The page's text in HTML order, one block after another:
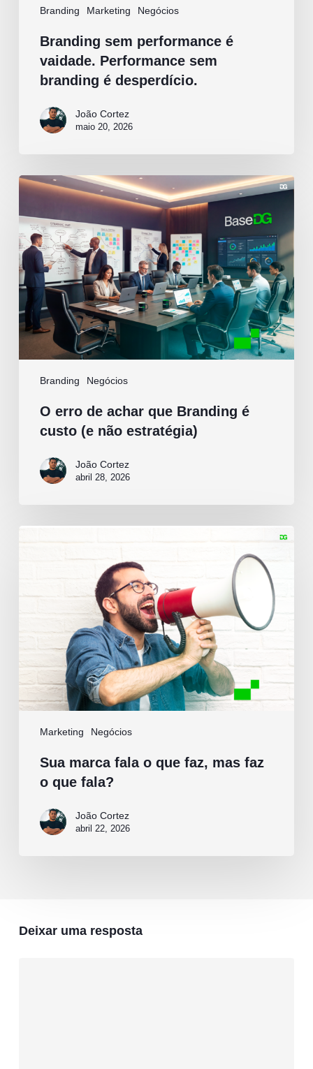
Branding Marketing Negócios
Branding sem performance é
vaidade. Performance sem
branding é desperdício.
João Cortez
maio 20, 2026
Branding Negócios
O
erro
achar
que
Branding
é
custo
(e
não
estratégia)
O erro de achar que Branding é
custo (e não estratégia)
João Cortez
abril 28, 2026
Marketing Negócios
marca
fala?
Sua marca fala o que faz, mas faz
o que fala?
João Cortez
abril 22, 2026
Deixar uma resposta